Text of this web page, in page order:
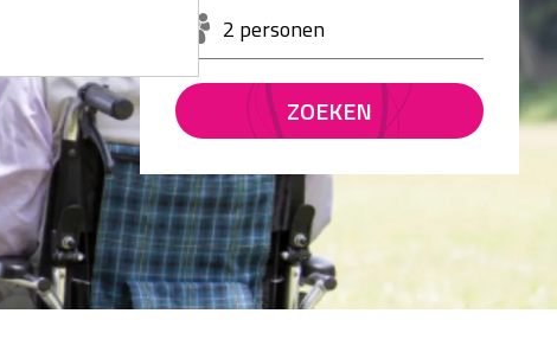
2 personen
ZOEKEN